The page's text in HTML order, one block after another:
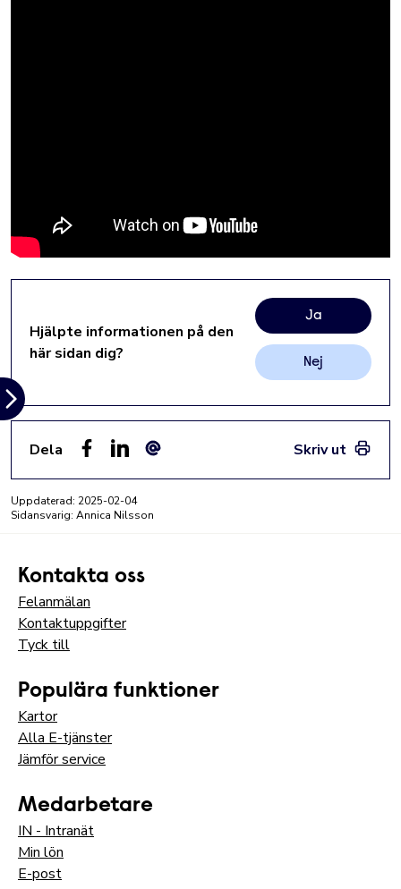
Hjälpte informationen på den
här sidan dig?
Ja
Nej
Dela
Skriv ut
Uppdaterad: 2025-02-04
Sidansvarig: Annica Nilsson
Kontakta oss
Felanmälan
Kontaktuppgifter
Tyck till
Populära funktioner
Kartor
Alla E-tjänster
Jämför service
Medarbetare
IN - Intranät
Min lön
E-post